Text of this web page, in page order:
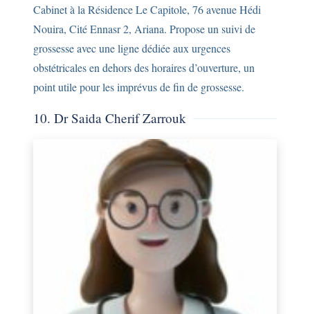
Cabinet à la Résidence Le Capitole, 76 avenue Hédi
Nouira, Cité Ennasr 2, Ariana. Propose un suivi de
grossesse avec une ligne dédiée aux urgences
obstétricales en dehors des horaires d’ouverture, un
point utile pour les imprévus de fin de grossesse.
10. Dr Saida Cherif Zarrouk